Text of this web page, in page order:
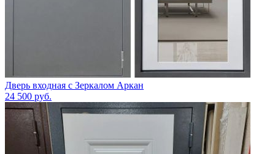
Дверь входная с Зеркалом Аркан
24 500 руб.